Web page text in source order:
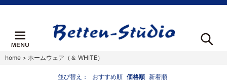
home > ホームウェア（＆ WHITE）
並び替え： おすすめ順 価格順 新着順